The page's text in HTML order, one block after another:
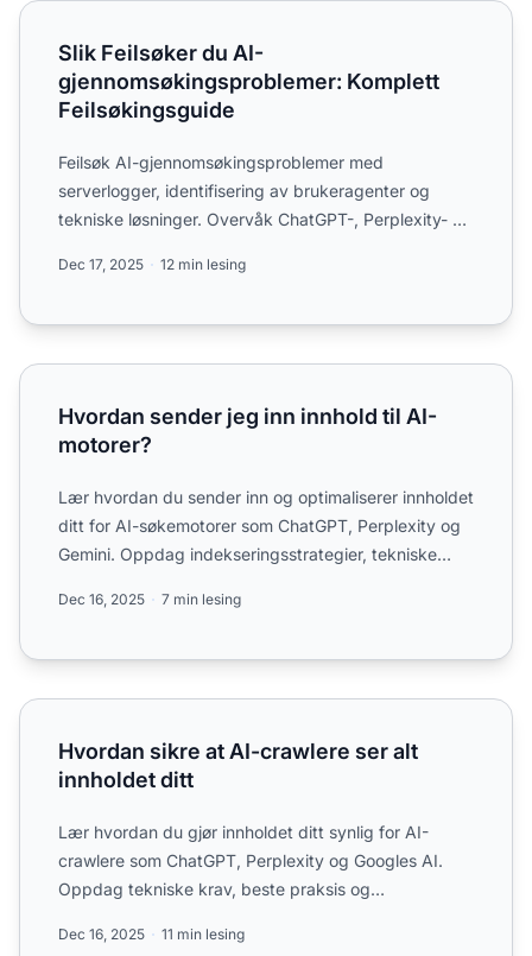
Slik Feilsøker du AI-gjennomsøkingsproblemer: Komplett
Slik Feilsøker du AI-
gjennomsøkingsproblemer: Komplett
Feilsøkingsguide
Feilsøk AI-gjennomsøkingsproblemer med
serverlogger, identifisering av brukeragenter og
tekniske løsninger. Overvåk ChatGPT-, Perplexity- og
Dec 17, 2025 12 min lesing
Hvordan sender jeg inn innhold til AI-motorer?
Hvordan sender jeg inn innhold til AI-
motorer?
Lær hvordan du sender inn og optimaliserer innholdet
ditt for AI-søkemotorer som ChatGPT, Perplexity og
Gemini. Oppdag indekseringsstrategier, tekniske
Dec 16, 2025 7 min lesing
Hvordan sikre at AI-crawlere ser alt innholdet ditt
Hvordan sikre at AI-crawlere ser alt
innholdet ditt
Lær hvordan du gjør innholdet ditt synlig for AI-
crawlere som ChatGPT, Perplexity og Googles AI.
Oppdag tekniske krav, beste praksis og
Dec 16, 2025 11 min lesing